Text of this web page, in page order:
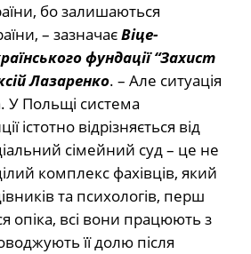
бо залишаються
– зазначаєВіце-
фундації “Захист
Лазаренко. – Але ситуація
У Польщі система
істотно відрізняється від
сімейний суд – це не
комплекс фахівців, який
та психологів, перш
опіка, всі вони працюють з
її долю після